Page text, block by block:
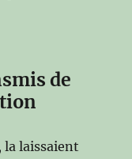
de
laissaient